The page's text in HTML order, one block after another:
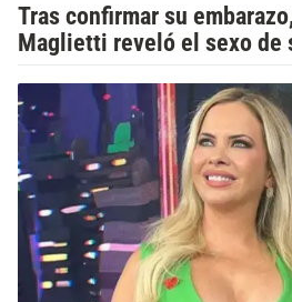
Tras confirmar su
Maglietti reveló el sexo de